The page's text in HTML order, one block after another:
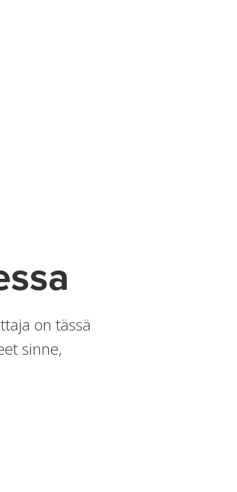
on tässä
sinne,